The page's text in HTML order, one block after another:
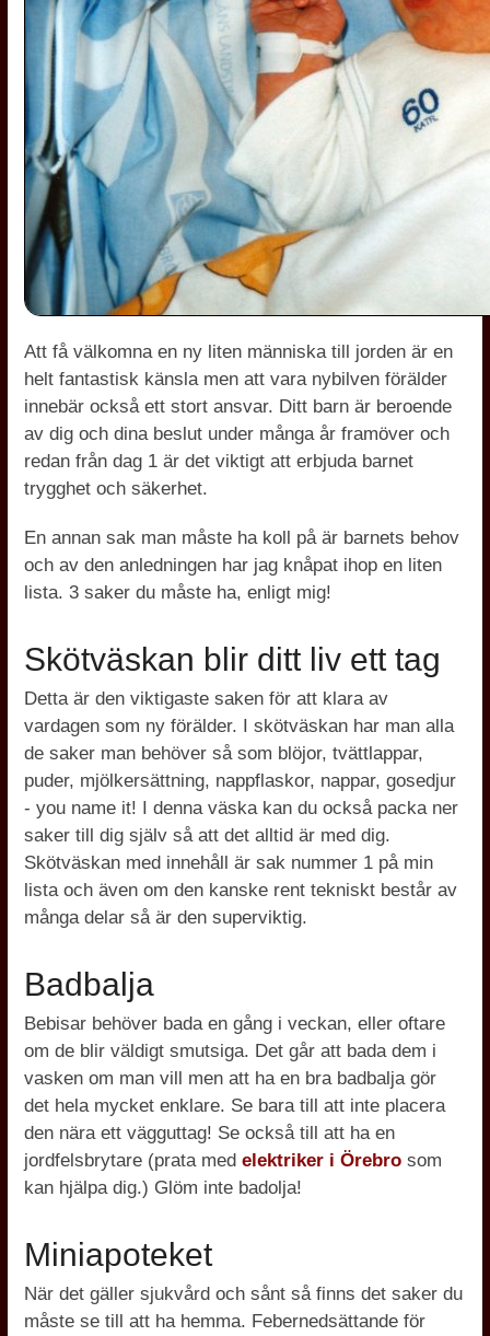
Att få välkomna en ny liten människa till jorden är en
helt fantastisk känsla men att vara nybilven förälder
innebär också ett stort ansvar. Ditt barn är beroende
av dig och dina beslut under många år framöver och
redan från dag 1 är det viktigt att erbjuda barnet
trygghet och säkerhet.
En annan sak man måste ha koll på är barnets behov
och av den anledningen har jag knåpat ihop en liten
lista. 3 saker du måste ha, enligt mig!
Skötväskan blir ditt liv ett tag
Detta är den viktigaste saken för att klara av
vardagen som ny förälder. I skötväskan har man alla
de saker man behöver så som blöjor, tvättlappar,
puder, mjölkersättning, nappflaskor, nappar, gosedjur
- you name it! I denna väska kan du också packa ner
saker till dig själv så att det alltid är med dig.
Skötväskan med innehåll är sak nummer 1 på min
lista och även om den kanske rent tekniskt består av
många delar så är den superviktig.
Badbalja
Bebisar behöver bada en gång i veckan, eller oftare
om de blir väldigt smutsiga. Det går att bada dem i
vasken om man vill men att ha en bra badbalja gör
det hela mycket enklare. Se bara till att inte placera
den nära ett vägguttag! Se också till att ha en
jordfelsbrytare (prata med elektriker i Örebrosom
kan hjälpa dig.) Glöm inte badolja!
Miniapoteket
När det gäller sjukvård och sånt så finns det saker du
måste se till att ha hemma. Febernedsättande för